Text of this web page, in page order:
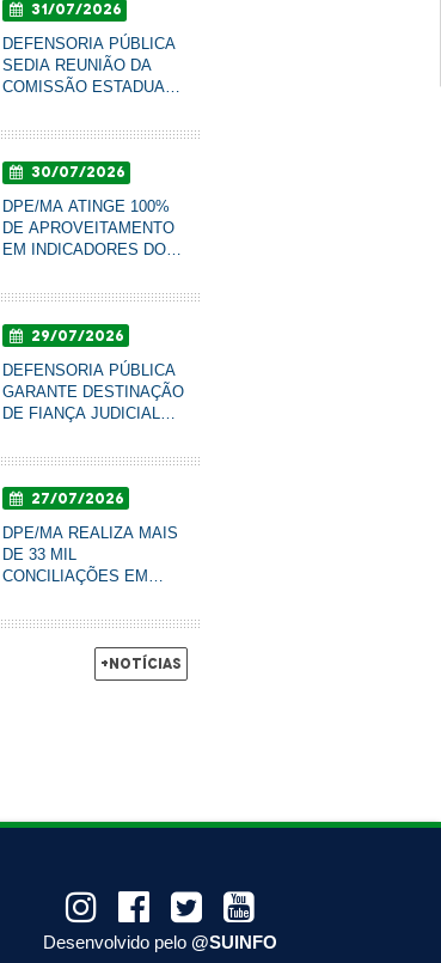
AXÉ EM IMPERATRIZ
31/07/2026
DEFENSORIA PÚBLICA
SEDIA REUNIÃO DA
COMISSÃO ESTADUAL
VIOLÊNCIA NO CAMPO
30/07/2026
DPE/MA ATINGE 100%
DE APROVEITAMENTO
EM INDICADORES DO
DEMOCRACIA
29/07/2026
DEFENSORIA PÚBLICA
GARANTE DESTINAÇÃO
DE FIANÇA JUDICIAL
DE ESCOLA AGRÍCOLA
NORTE27/07/2026
DPE/MA REALIZA MAIS
DE 33 MIL
CONCILIAÇÕES EM
FORTALECE ACESSO À
+Notícias
Desenvolvido pelo @SUINFO